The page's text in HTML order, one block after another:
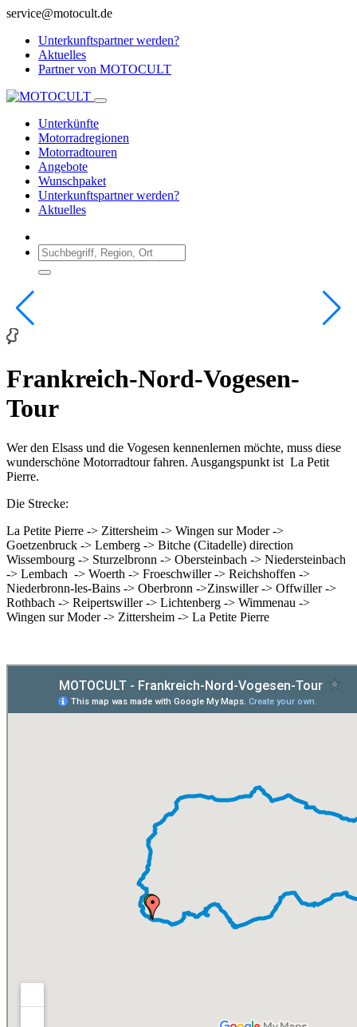
service@motocult.de
Unterkunftspartner werden?
Aktuelles
Partner von MOTOCULT
Unterkünfte
Motorradregionen
Motorradtouren
Angebote
Wunschpaket
Unterkunftspartner werden?
Aktuelles
Frankreich-Nord-Vogesen-
Tour
Wer den Elsass und die Vogesen kennenlernen möchte, muss diese
wunderschöne Motorradtour fahren. Ausgangspunkt ist La Petit
Pierre.
Die Strecke:
La Petite Pierre -> Zittersheim -> Wingen sur Moder ->
Goetzenbruck -> Lemberg -> Bitche (Citadelle) direction
Wissembourg -> Sturzelbronn -> Obersteinbach -> Niedersteinbach
-> Lembach -> Woerth -> Froeschwiller -> Reichshoffen ->
Niederbronn-les-Bains -> Oberbronn ->Zinswiller -> Offwiller ->
Rothbach -> Reipertswiller -> Lichtenberg -> Wimmenau ->
Wingen sur Moder -> Zittersheim -> La Petite Pierre